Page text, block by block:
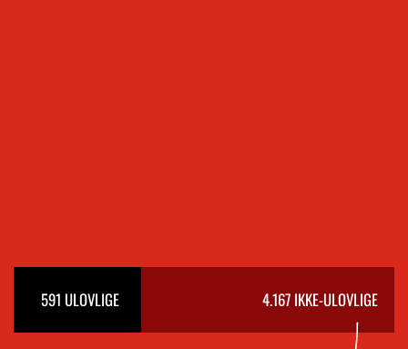
591 ULOVLIGE